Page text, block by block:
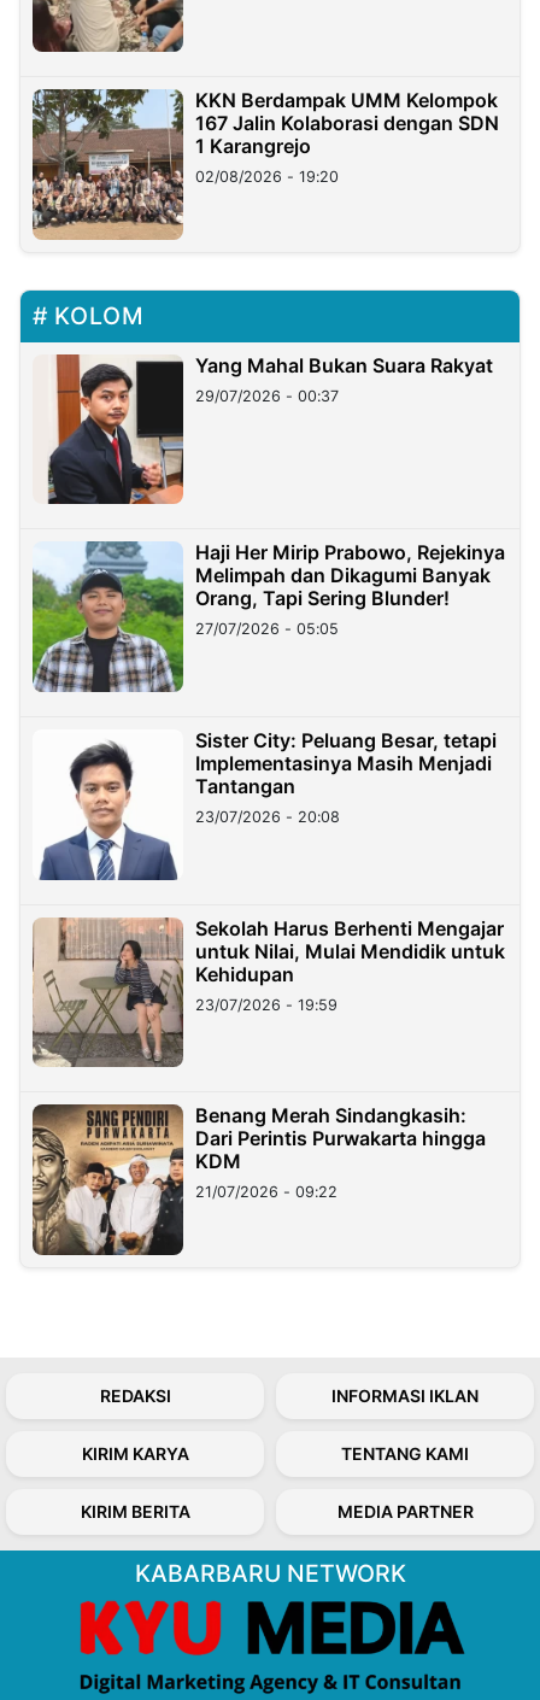
KKN Berdampak UMM Kelompok
167 Jalin Kolaborasi dengan SDN
1 Karangrejo
02/08/2026 - 19:20
KOLOM
Yang Mahal Bukan Suara Rakyat
29/07/2026 - 00:37
Haji Her Mirip Prabowo, Rejekinya
Melimpah dan Dikagumi Banyak
Orang, Tapi Sering Blunder!
27/07/2026 - 05:05
Sister City: Peluang Besar, tetapi
Implementasinya Masih Menjadi
Tantangan
23/07/2026 - 20:08
Sekolah Harus Berhenti Mengajar
untuk Nilai, Mulai Mendidik untuk
Kehidupan
23/07/2026 - 19:59
Benang Merah Sindangkasih:
Dari Perintis Purwakarta hingga
KDM
21/07/2026 - 09:22
REDAKSI INFORMASI IKLAN
KIRIM KARYA TENTANG KAMI
KIRIM BERITA MEDIA PARTNER
KABARBARU NETWORK